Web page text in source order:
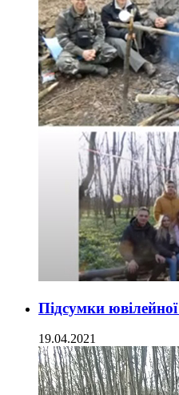
Підсумки
19.04.2021